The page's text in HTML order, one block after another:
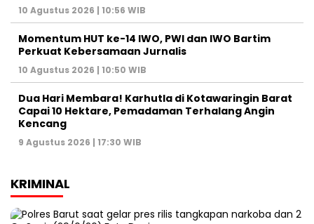
10 Agustus 2026 | 10:56 WIB
Momentum HUT ke-14 IWO, PWI dan IWO Bartim
Perkuat Kebersamaan Jurnalis
10 Agustus 2026 | 10:50 WIB
Dua Hari Membara! Karhutla di Kotawaringin Barat
Capai 10 Hektare, Pemadaman Terhalang Angin
Kencang
9 Agustus 2026 | 17:30 WIB
KRIMINAL